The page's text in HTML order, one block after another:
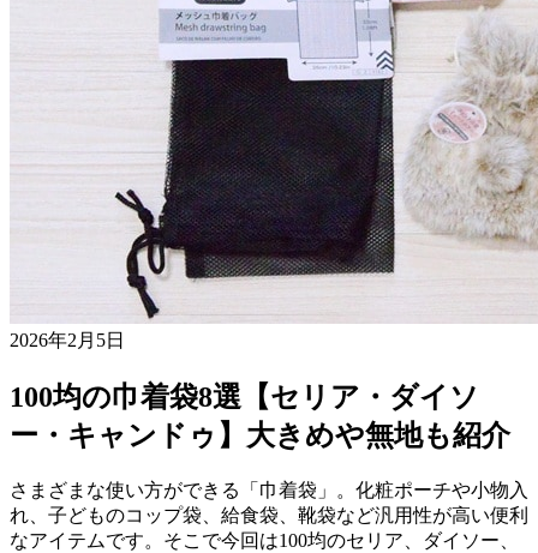
2026年2月5日
100均の巾着袋8選【セリア・ダイソ
ー・キャンドゥ】大きめや無地も紹介
さまざまな使い方ができる「巾着袋」。化粧ポーチや小物入
れ、子どものコップ袋、給食袋、靴袋など汎用性が高い便利
なアイテムです。そこで今回は100均のセリア、ダイソー、